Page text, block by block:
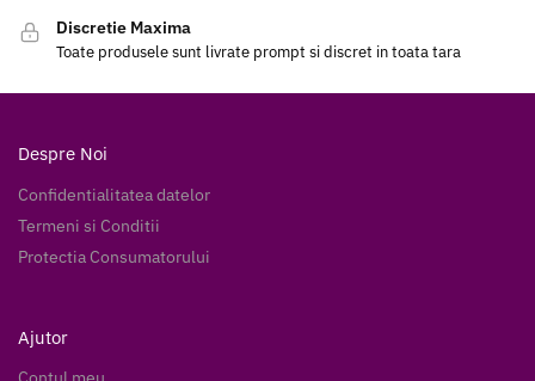
Discretie Maxima
Toate produsele sunt livrate prompt si discret in toata tara
Despre Noi
Confidentialitatea datelor
Termeni si Conditii
Protectia Consumatorului
Ajutor